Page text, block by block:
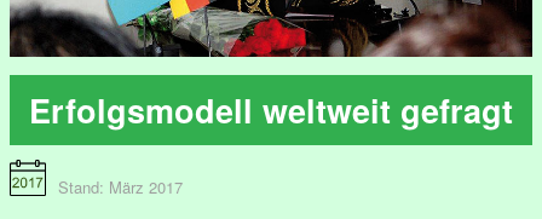
Erfolgsmodell weltweit gefragt
Stand: März 2017